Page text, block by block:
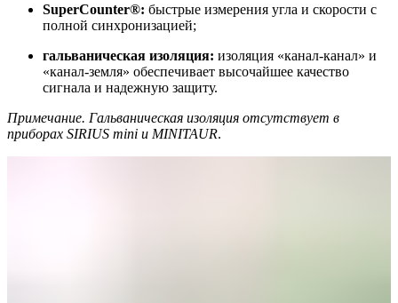
SuperCounter®: быстрые измерения угла и скорости с
полной синхронизацией;
гальваническая изоляция: изоляция «канал-канал» и
«канал-земля» обеспечивает высочайшее качество
сигнала и надежную защиту.
Примечание. Гальваническая изоляция отсутствует в
приборах SIRIUS mini и MINITAUR.